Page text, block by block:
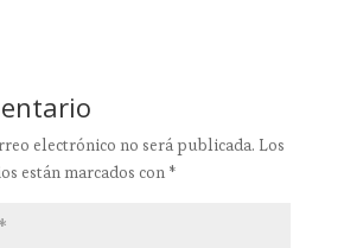
electrónico no será publicada. Los
están marcados con *